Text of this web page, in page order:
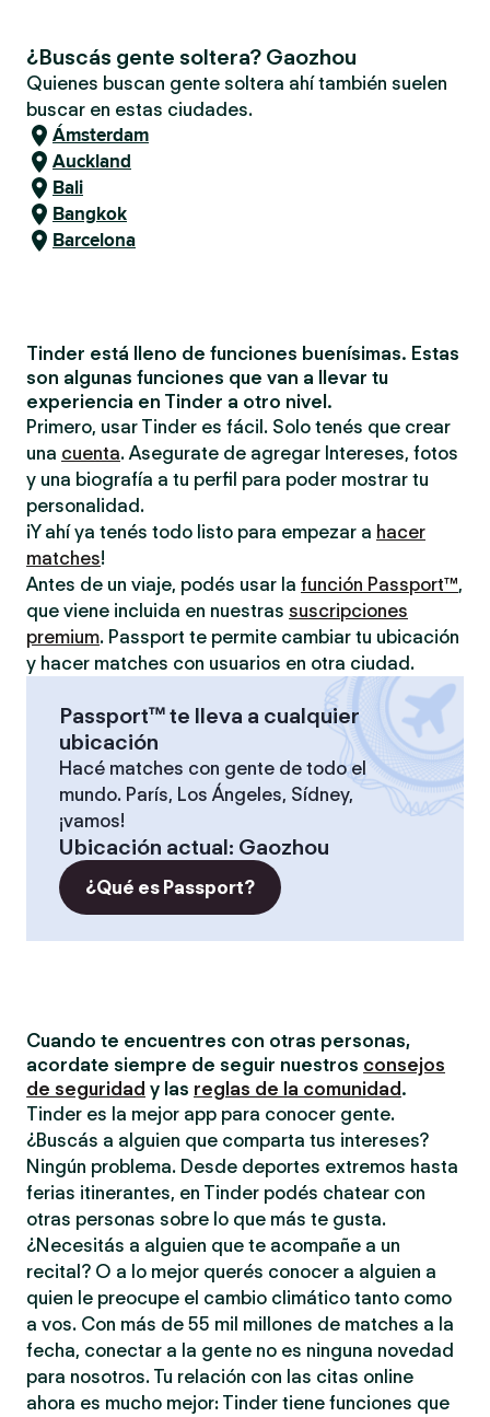
¿Buscás gente soltera? Gaozhou
Quienes buscan gente soltera ahí también suelen
buscar en estas ciudades.
Ámsterdam
Auckland
Bali
Bangkok
Barcelona
Tinder está lleno de funciones buenísimas. Estas
son algunas funciones que van a llevar tu
experiencia en Tinder a otro nivel.
Primero, usar Tinder es fácil. Solo tenés que crear
una cuenta. Asegurate de agregar Intereses, fotos
y una biografía a tu perfil para poder mostrar tu
personalidad.
¡Y ahí ya tenés todo listo para empezar a hacer
matches!
Antes de un viaje, podés usar la función Passport™,
que viene incluida en nuestras suscripciones
premium. Passport te permite cambiar tu ubicación
y hacer matches con usuarios en otra ciudad.
Passport™ te lleva a cualquier
ubicación
Hacé matches con gente de todo el
mundo. París, Los Ángeles, Sídney,
¡vamos!
Ubicación actual: Gaozhou
¿Qué es Passport?
Cuando te encuentres con otras personas,
acordate siempre de seguir nuestros consejos
de seguridad y las reglas de la comunidad .
Tinder es la mejor app para conocer gente.
¿Buscás a alguien que comparta tus intereses?
Ningún problema. Desde deportes extremos hasta
ferias itinerantes, en Tinder podés chatear con
otras personas sobre lo que más te gusta.
¿Necesitás a alguien que te acompañe a un
recital? O a lo mejor querés conocer a alguien a
quien le preocupe el cambio climático tanto como
a vos. Con más de 55 mil millones de matches a la
fecha, conectar a la gente no es ninguna novedad
para nosotros. Tu relación con las citas online
ahora es mucho mejor: Tinder tiene funciones que